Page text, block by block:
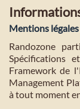
Mentions légales
Randozone
Spécifications
Framework de
Management
à tout moment